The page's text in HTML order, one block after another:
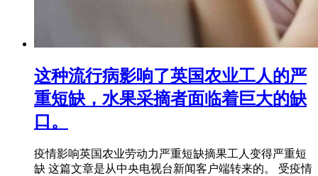
这种流行病影响了英国农业工人的严
重短缺，水果采摘者面临着巨大的缺
口。
疫情影响英国农业劳动力严重短缺摘果工人变得严重短
缺 这篇文章是从中央电视台新闻客户端转来的。 受疫情